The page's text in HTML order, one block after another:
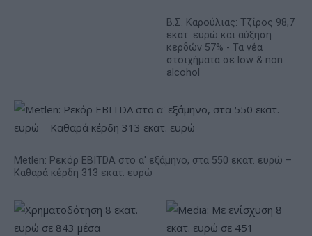
Β.Σ. Καρούλιας: Τζίρος 98,7
εκατ. ευρώ και αύξηση
κερδών 57% - Τα νέα
στοιχήματα σε low & non
alcohol
Metlen: Ρεκόρ EBITDA στο α' εξάμηνο, στα 550 εκατ. ευρώ –
Καθαρά κέρδη 313 εκατ. ευρώ